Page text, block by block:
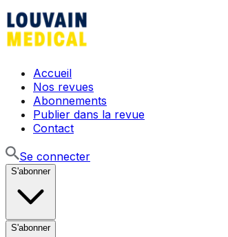
Accueil
Nos revues
Abonnements
Publier dans la revue
Contact
Se connecter
S'abonner
S'abonner